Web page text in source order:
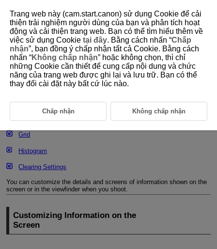
D101-089
Shooting Information Display
Customizing Information on the Screen
Customizing Information in the Viewfinder
Grid
Histogram
Clearing Settings
You can customize the details and screens of information shown on the
screen or in the viewfinder when you shoot.
Customizing Information on the
Screen
Trang web này (cam.start.canon) sử dụng Cookie để cải
thiện trải nghiệm người dùng của bạn và phân tích hoạt
động và cải thiện trang web. Bạn có thể tìm hiểu thêm về
việc sử dụng Cookie tại đây. Bằng cách nhấn “Chấp
nhận”, bạn đồng ý chấp nhận tất cả Cookie. Bằng cách
nhấn “Không chấp nhận” hoặc không chọn, thì chỉ
những Cookie cần thiết để cung cấp nội dung và chức
năng của trang web được ghi lại và lưu trữ. Bạn có thể
thay đổi cài đặt này bất cứ lúc nào.
Chấp nhận Không chấp nhận